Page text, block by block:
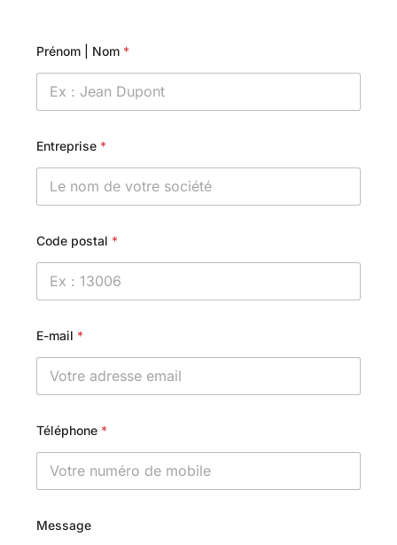
Prénom | Nom *
Entreprise *
Code postal *
E-mail *
Téléphone *
Message